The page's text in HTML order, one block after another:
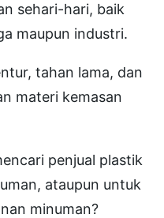
sehari-hari, baik
maupun industri.
tahan lama, dan
materi kemasan
penjual plastik
ataupun untuk
minuman?